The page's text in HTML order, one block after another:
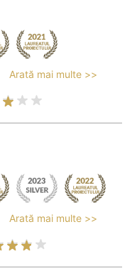
Arată mai multe >>
Arată mai multe >>